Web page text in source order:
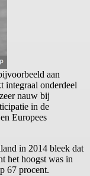
aan
integraal onderdeel
nauw bij
in de
Europees
in 2014 bleek dat
het hoogst was in
67 procent.